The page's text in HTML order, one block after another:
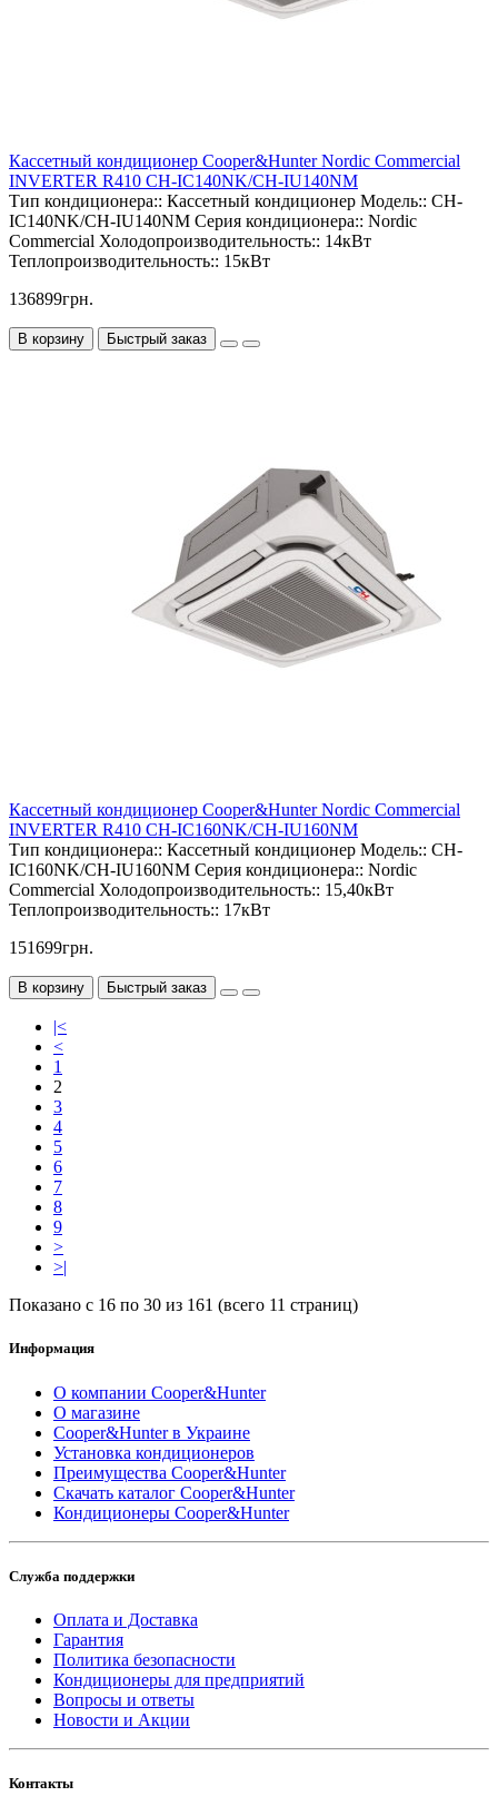
Кассетный кондиционер Cooper&Hunter Nordic Commercial
INVERTER R410 CH-IC140NK/CH-IU140NM
Тип кондиционера:: Кассетный кондиционер Модель:: CH-
IC140NK/CH-IU140NM Серия кондиционера:: Nordic
Commercial Холодопроизводительность:: 14кВт
Теплопроизводительность:: 15кВт
136899грн.
В корзину Быстрый заказ
Кассетный кондиционер Cooper&Hunter Nordic Commercial
INVERTER R410 CH-IC160NK/CH-IU160NM
Тип кондиционера:: Кассетный кондиционер Модель:: CH-
IC160NK/CH-IU160NM Серия кондиционера:: Nordic
Commercial Холодопроизводительность:: 15,40кВт
Теплопроизводительность:: 17кВт
151699грн.
В корзину Быстрый заказ
|<
<
1
2
3
4
5
6
7
8
9
>
>|
Показано с 16 по 30 из 161 (всего 11 страниц)
Информация
О компании Cooper&Hunter
О магазине
Cooper&Hunter в Украине
Установка кондиционеров
Преимущества Cooper&Hunter
Скачать каталог Cooper&Hunter
Кондиционеры Cooper&Hunter
Служба поддержки
Оплата и Доставка
Гарантия
Политика безопасности
Кондиционеры для предприятий
Вопросы и ответы
Новости и Акции
Контакты